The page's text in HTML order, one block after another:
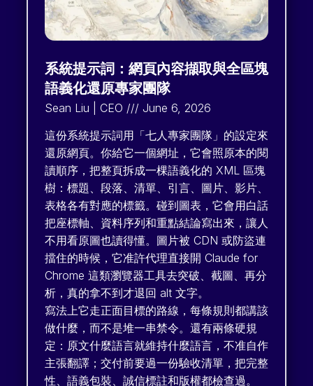
系統提示詞：網頁內容擷取與全區塊
語義化還原專家團隊
Sean Liu | CEO
June 6, 2026
這份系統提示詞用「七人專家團隊」的設定來
還原網頁。你給它一個網址，它會照原本的閱
讀順序，把整頁拆成一棵語義化的 XML 區塊
樹：標題、段落、清單、引言、圖片、影片、
表格各有對應的標籤。碰到圖表，它會用白話
把座標軸、資料序列和重點結論寫出來，讓人
不用看原圖也讀得懂。圖片被 CDN 或防盜連
擋住的時候，它准許代理直接開 Claude for
Chrome 這類瀏覽器工具去突破、截圖、再分
析，真的拿不到才退回 alt 文字。
寫法上它走正面目標的路線，每條規則都講該
做什麼，而不是堆一串禁令。還有兩條硬規
定：原文什麼語言就維持什麼語言，不准自作
主張翻譯；交付前要過一份驗收清單，把完整
性、語義包裝、誠信標註和版權都檢查過。